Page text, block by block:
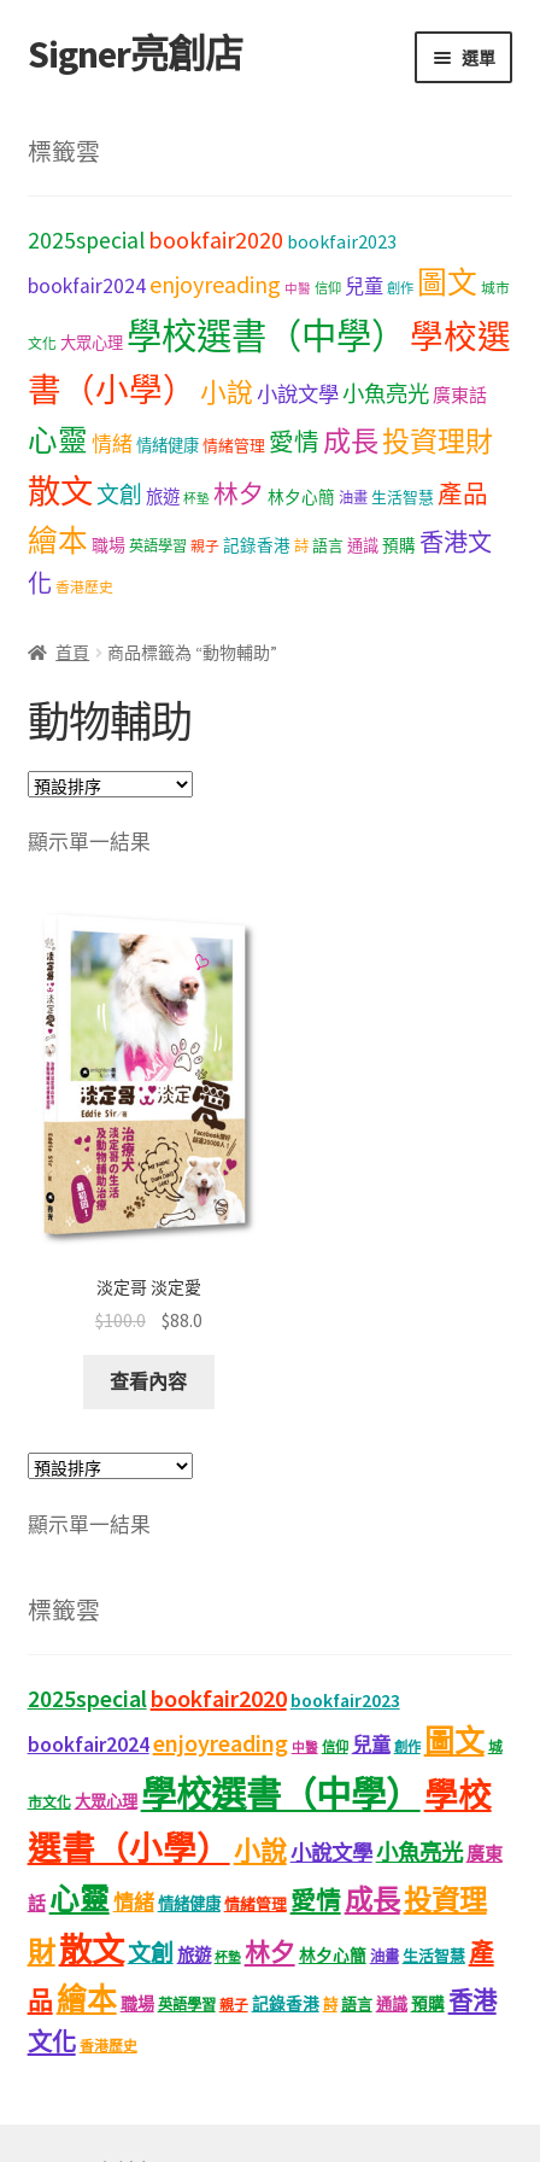
跳
至
覽
列
跳
至
要
內
Signer亮創店 選單
學校選書（小學）
「此時此地 看見亮光」2025特展
網上書店
無紙書
文創
標籤雲
2025special bookfair2020 bookfair2023
bookfair2024enjoyreading 中醫 信仰 兒童 創作 圖文 城市
文化 大眾心理 學校選書（中學）
學校選
書（小學）
小說小說文學小魚亮光 廣東話
心靈 情緒情緒健康情緒管理 愛情 成長投資理財
散文 文創 旅遊 杯墊 林夕 林夕心簡 油畫 生活智慧 產品
繪本 職場 英語學習 親子 記錄香港 詩 語言通識預購 香港文
化 香港歷史
首頁 商品標籤為 “動物輔助”
動物輔助
顯示單一結果
淡定哥 淡定愛
$100.0 $88.0
查看內容
顯示單一結果
標籤雲
2025specialbookfair2020 bookfair2023
bookfair2024enjoyreading 中醫 信仰 兒童 創作 圖文 城
市文化 大眾心理 學校選書（中學）
學校
選書（小學）
小說小說文學小魚亮光廣東
話 心靈情緒情緒健康情緒管理 愛情成長投資理
財散文文創 旅遊 杯墊 林夕 林夕心簡 油畫 生活智慧 產
品繪本職場 英語學習 親子 記錄香港 詩 語言通識預購香港
文化 香港歷史